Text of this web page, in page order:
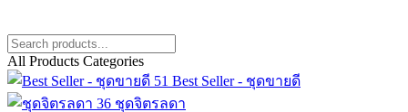
All Products Categories
51 Best Seller - ชุดขายดี
36 ชุดจิตรลดา